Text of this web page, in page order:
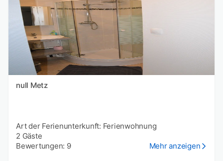
null Metz
Art der Ferienunterkunft: Ferienwohnung
2 Gäste
Bewertungen: 9
Mehr anzeigen